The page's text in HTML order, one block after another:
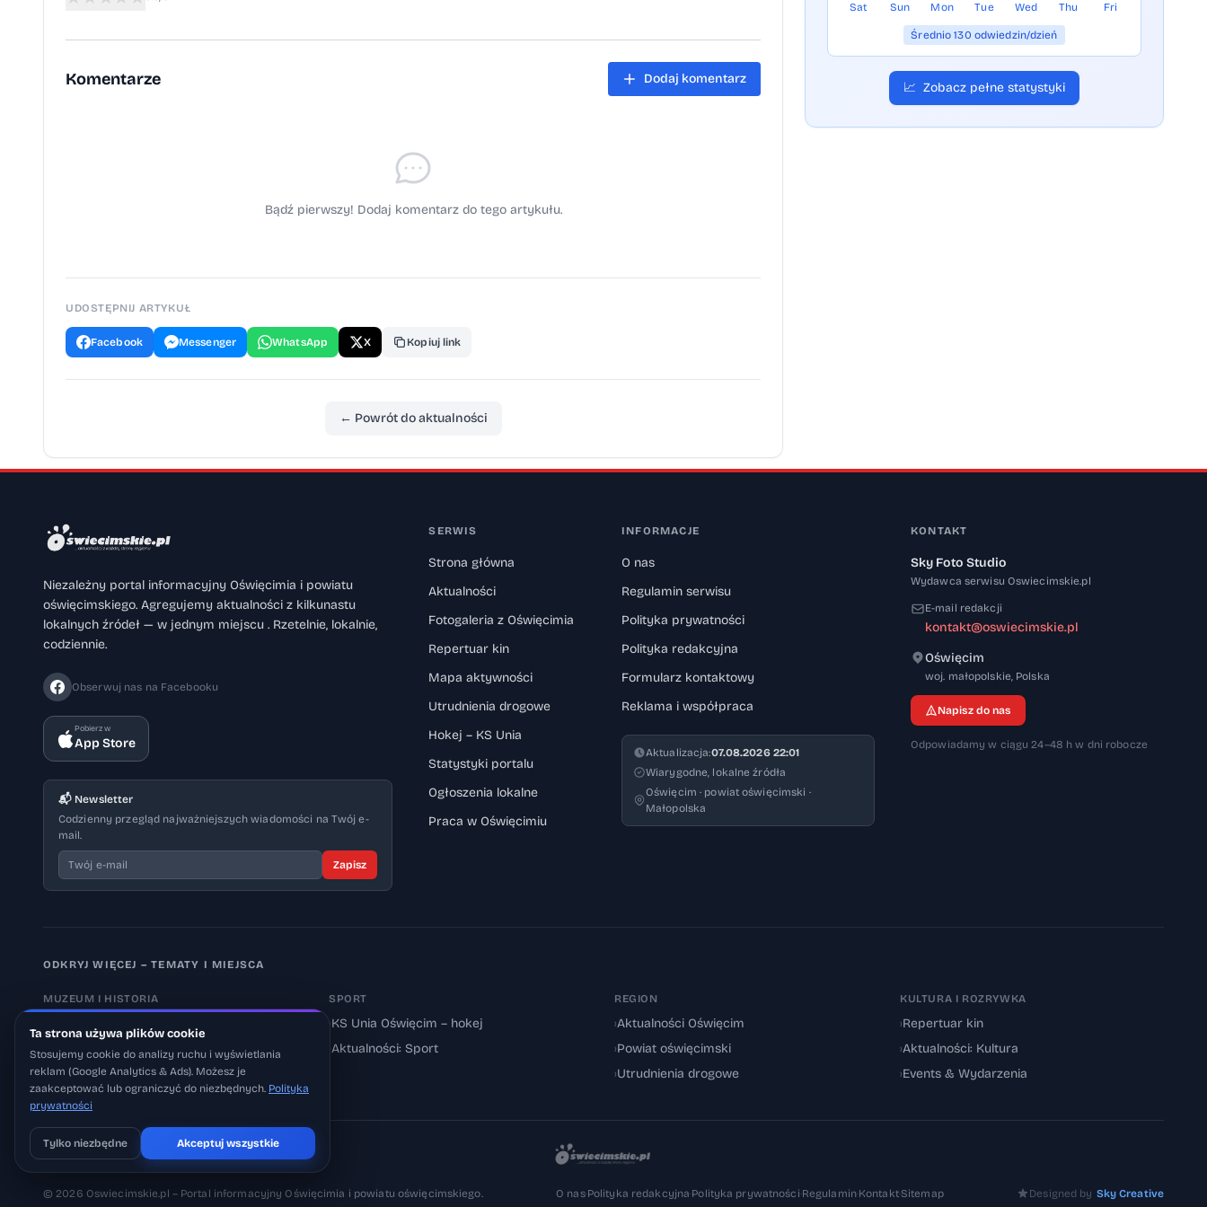
Komentarze Dodaj komentarz
Bądź pierwszy! Dodaj komentarz do tego artykułu.
UDOSTĘPNIJ ARTYKUŁ
Facebook Messenger WhatsApp X Kopiuj link
← Powrót do aktualności
Sat Sun Mon Tue Wed Thu Fri
Średnio 130 odwiedzin/dzień
📈 Zobacz pełne statystyki
Niezależny portal informacyjny Oświęcimia i powiatu
oświęcimskiego. Agregujemy aktualności z kilkunastu
lokalnych źródeł — w jednym miejscu . Rzetelnie, lokalnie,
codziennie.
Obserwuj nas na Facebooku
Pobierz w
App Store
📬 Newsletter
Codzienny przegląd najważniejszych wiadomości na Twój e-
mail.
Zapisz
SERWIS
Strona główna
Aktualności
Fotogaleria z Oświęcimia
Repertuar kin
Mapa aktywności
Utrudnienia drogowe
Hokej – KS Unia
Statystyki portalu
Ogłoszenia lokalne
Praca w Oświęcimiu
INFORMACJE
O nas
Regulamin serwisu
Polityka prywatności
Polityka redakcyjna
Formularz kontaktowy
Reklama i współpraca
Aktualizacja:07.08.2026 22:01
Wiarygodne, lokalne źródła
Oświęcim · powiat oświęcimski ·
Małopolska
KONTAKT
Sky Foto Studio
Wydawca serwisu Oswiecimskie.pl
E-mail redakcji
kontakt@oswiecimskie.pl
Oświęcim
woj. małopolskie, 32-600
Polska
Napisz do nas
Odpowiadamy w ciągu 24–48 h w dni robocze
ODKRYJ WIĘCEJ – TEMATY I MIEJSCA
MUZEUM I HISTORIA
› Aktualności: Muzeum
›Aktualności: Historia
SPORT
›KS Unia Oświęcim – hokej
Aktualności: Sport
REGION
›Aktualności Oświęcim
›Powiat oświęcimski
›Utrudnienia drogowe
KULTURA I ROZRYWKA
›Repertuar kin
›Aktualności: Kultura
›Events & Wydarzenia
© 2026 Oswiecimskie.pl – Portal informacyjny Oświęcimia i powiatu oświęcimskiego. O nas·Polityka redakcyjna·Polityka prywatności·Regulamin·Kontakt·Sitemap Designed by Sky Creative
Ta strona używa plików cookie
Stosujemy cookie do analizy ruchu i wyświetlania
reklam (Google Analytics & Ads). Możesz je
zaakceptować lub ograniczyć do niezbędnych. Polityka
prywatności
Tylko niezbędne Akceptuj wszystkie
Pobierz na iOS